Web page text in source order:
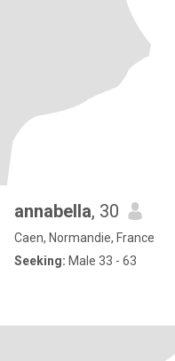
annabella, 30
Caen, Normandie, France
Seeking: Male 33 - 63